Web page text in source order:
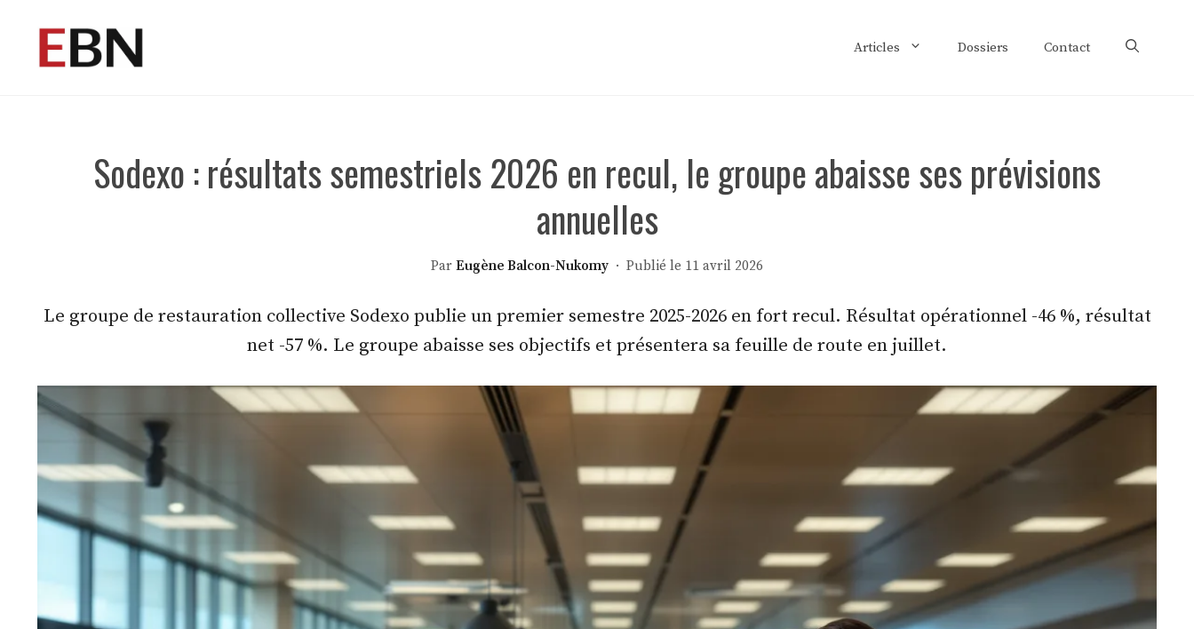
contenu
Articles Dossiers Contact
Sodexo : résultats semestriels 2026 en recul, le groupe abaisse ses prévisions
annuelles
Par Eugène Balcon-Nukomy · Publié le 11 avril 2026
Le groupe de restauration collective Sodexo publie un premier semestre 2025-2026 en fort recul. Résultat opérationnel -46 %, résultat
net -57 %. Le groupe abaisse ses objectifs et présentera sa feuille de route en juillet.